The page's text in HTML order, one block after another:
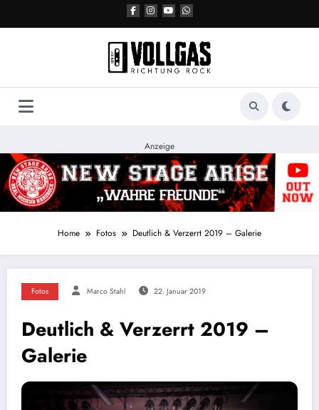
Anzeige
Home Fotos Deutlich & Verzerrt 2019 – Galerie
Fotos Marco Stahl 22. Januar 2019
Deutlich & Verzerrt 2019 –
Galerie